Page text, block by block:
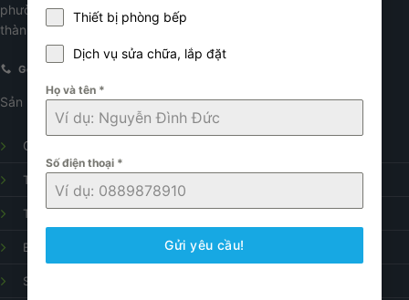
Thiết bị phòng bếp
Dịch vụ sửa chữa, lắp đặt
Họ và tên *
Số điện thoại *
Gửi yêu cầu!
phường Nghĩa Tân, quận Cầu Giấy
thành phố Hà Nội.
Gọi điện
Sản phẩm
Gạch ốp lát
Thiết bị vệ sinh
Thiết bị nhà bếp
Bình nóng lạnh
Sửa chữa điện nước